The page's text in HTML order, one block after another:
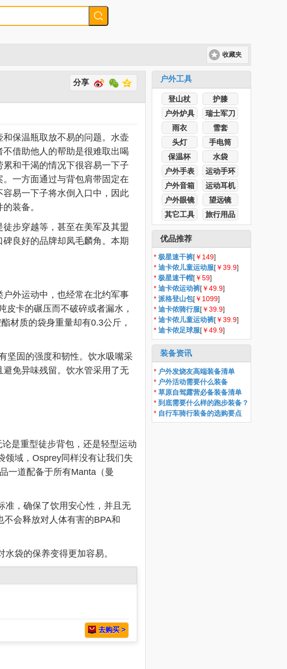
收藏夹
户外工具
登山杖
护膝
户外炉具
瑞士军刀
雨衣
雪套
头灯
手电筒
保温杯
水袋
户外手表
运动手环
户外音箱
运动耳机
户外眼镜
望远镜
其它工具
旅行用品
优品推荐
* 极星速干裤[￥149]
* 迪卡侬儿童运动服[￥39.9]
* 极星速干帽[￥59]
* 迪卡侬运动裤[￥49.9]
* 派格登山包[￥1099]
* 迪卡侬骑行服[￥39.9]
* 迪卡侬儿童运动裤[￥39.9]
* 迪卡侬足球服[￥49.9]
装备资讯
* 户外发烧友高端装备清单
* 户外活动需要什么装备
* 草原自驾露营必备装备清单
* 到底需要什么样的跑步装备？
* 自行车骑行装备的选购要点
分享
保温瓶取放不易的问题。水壶
借助他人的帮助是很难取出喝
和干渴的情况下很容易一下子
一方面通过与背包肩带固定在
易一下子将水倒入口中，因此
装备。
步穿越等，甚至在美军及其盟
良好的品牌却凤毛麟角。本期
外运动中，也经常在北约军事
卡的碾压而不破碎或者漏水，
材质的袋身重量却有0.3公斤，
固的强度和韧性。饮水吸嘴采
免异味残留。饮水管采用了无
是重型徒步背包，还是轻型运动
领域，Osprey同样没有让我们失
一道配备于所有Manta（曼
，确保了饮用安心性，并且无
会释放对人体有害的BPA和
袋的保养变得更加容易。
去购买 >